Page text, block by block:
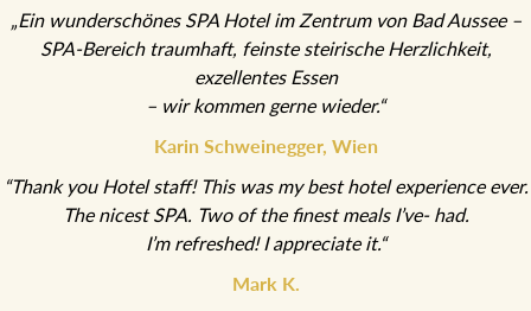
„Ein wunderschönes SPA Hotel im Zentrum von Bad Aussee –
SPA-Bereich traumhaft, feinste steirische Herzlichkeit,
exzellentes Essen
– wir kommen gerne wieder.“
Karin Schweinegger, Wien
“Thank you Hotel staff! This was my best hotel experience ever.
The nicest SPA. Two of the finest meals I’ve- had.
I’m refreshed! I appreciate it.“
Mark K.